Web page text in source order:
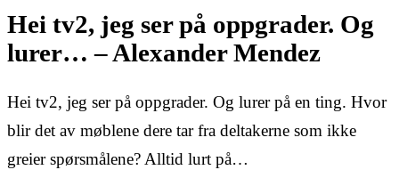
Hei tv2, jeg ser på oppgrader. Og
lurer… – Alexander Mendez
Hei tv2, jeg ser på oppgrader. Og lurer på en ting. Hvor
blir det av møblene dere tar fra deltakerne som ikke
greier spørsmålene? Alltid lurt på…